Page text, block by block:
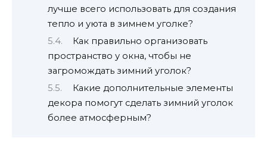
лучше всего использовать для создания
тепло и уюта в зимнем уголке?
Как правильно организовать
пространство у окна, чтобы не
загромождать зимний уголок?
Какие дополнительные элементы
декора помогут сделать зимний уголок
более атмосферным?